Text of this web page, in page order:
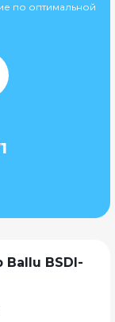
по оптимальной
BSDI-